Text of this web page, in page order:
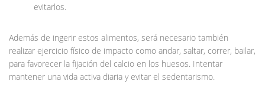
evitarlos.
Además de ingerir estos alimentos, será necesario también
realizar ejercicio físico de impacto como andar, saltar, correr, bailar,
para favorecer la fijación del calcio en los huesos. Intentar
mantener una vida activa diaria y evitar el sedentarismo.